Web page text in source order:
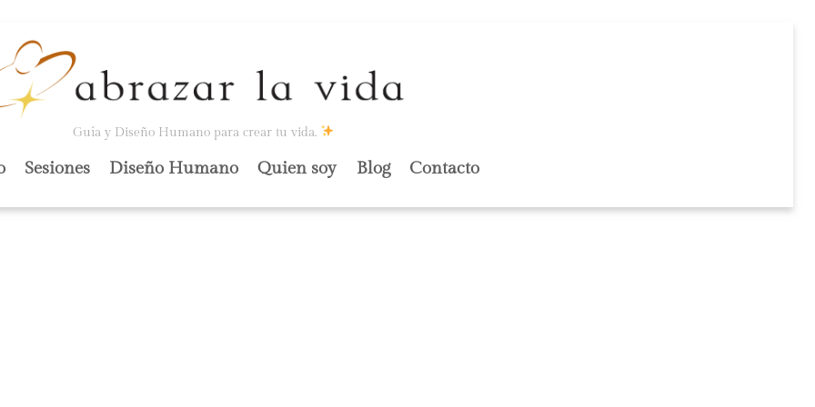
Guía y Diseño Humano para crear tu vida.
Sesiones Diseño Humano Quien soy Blog Contacto